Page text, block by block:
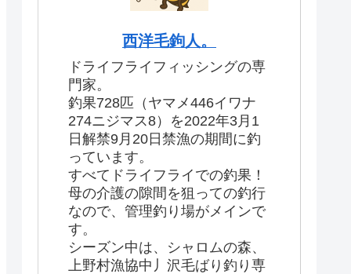
西洋毛鉤人。
ドライフライフィッシングの専
門家。
釣果728匹（ヤマメ446イワナ
274ニジマス8）を2022年3月1
日解禁9月20日禁漁の期間に釣
っています。
すべてドライフライでの釣果！
母の介護の隙間を狙っての釣行
なので、管理釣り場がメインで
す。
シーズン中は、シャロムの森、
上野村漁協中丿沢毛ばり釣り専